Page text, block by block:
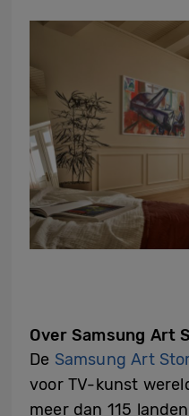
Over Samsung Art
De Samsung Art
voor TV-kunst
meer dan 115